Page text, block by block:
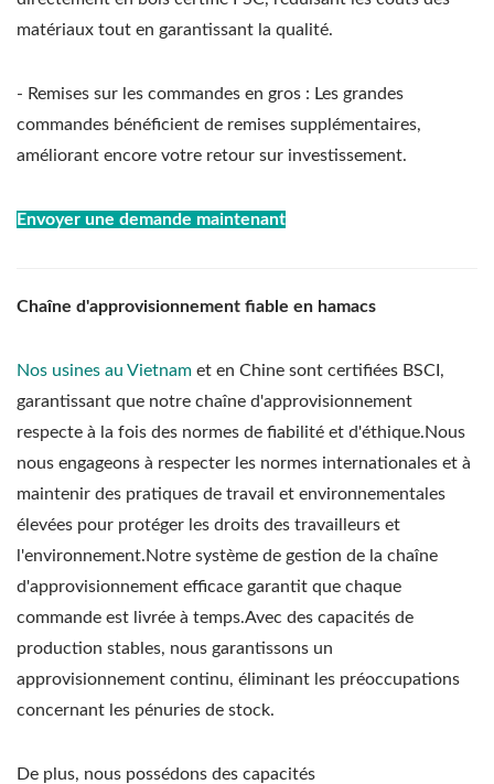
matériaux tout en garantissant la qualité.
- Remises sur les commandes en gros : Les grandes
commandes bénéficient de remises supplémentaires,
améliorant encore votre retour sur investissement.
Envoyer une demande maintenant
Chaîne d'approvisionnement fiable en hamacs
Nos usines au Vietnam et en Chine sont certifiées BSCI,
garantissant que notre chaîne d'approvisionnement
respecte à la fois des normes de fiabilité et d'éthique.Nous
nous engageons à respecter les normes internationales et à
maintenir des pratiques de travail et environnementales
élevées pour protéger les droits des travailleurs et
l'environnement.Notre système de gestion de la chaîne
d'approvisionnement efficace garantit que chaque
commande est livrée à temps.Avec des capacités de
production stables, nous garantissons un
approvisionnement continu, éliminant les préoccupations
concernant les pénuries de stock.
De plus, nous possédons des capacités